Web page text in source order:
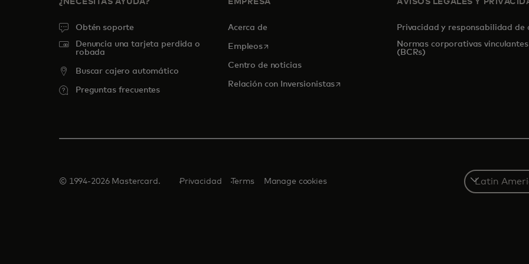
Obtén soporte
Denuncia una tarjeta perdida o
robada
Buscar cajero automático
Preguntas frecuentes
Acerca de
Empleosse abre en una pestaña nueva
Centro de noticias
Relación con Inversionistasse abre en una pestaña nueva
Privacidad y responsabilidad de
Normas corporativas vinculantes
(BCRs)
© 1994-2026 Mastercard. Privacidad Terms Manage cookies
Select
a
country